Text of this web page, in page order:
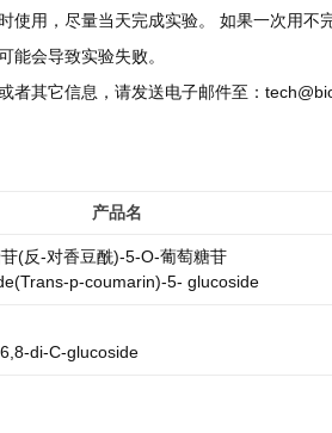
使用，尽量当天完成实验。 如果一次用
能会导致实验失败。
者其它信息，请发送电子邮件至：
产品名
(反-对香豆酰)-5-O-葡萄糖苷
p-coumarin)-5- glucoside
di-C-glucoside